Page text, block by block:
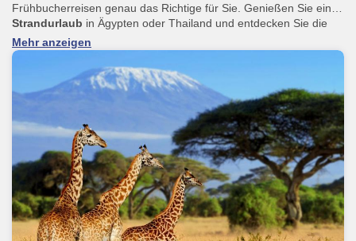
Frühbucherreisen genau das Richtige für Sie. Genießen Sie einen
Strandurlaub in Ägypten oder Thailand und entdecken Sie die
Kultur Mexikos und die
Sie eine Expedition durch den Orient und besuchen Sie Paläste,
Tempel und Festungen. Vielleicht wird es auch die
durch Afrika? Oder die Rundreisedurch Asien? Egal, wofür Sie
sich entscheiden, mit unseren Reisen in die wärmsten
Destinationen können Sie nichts falsch machen.
Entscheiden Sie sich diesen Winter für das Warme mit
HOFER REISEN.
Mehr anzeigen